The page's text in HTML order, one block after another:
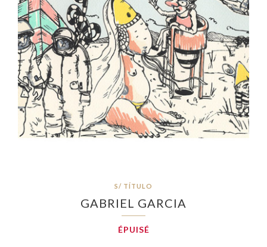
S/ TÍTULO
GABRIEL GARCIA
ÉPUISÉ